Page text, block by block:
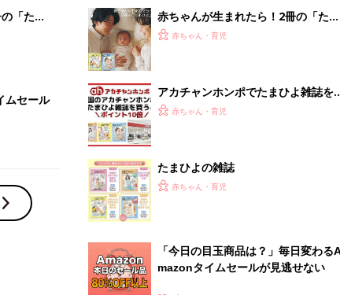
mazonタイムセールが見逃せない
PR（Amazon）
離乳食はいつから？進め方は？「たまひよ きほんの離
授乳の悩みや初めての離乳食作りに役立つ